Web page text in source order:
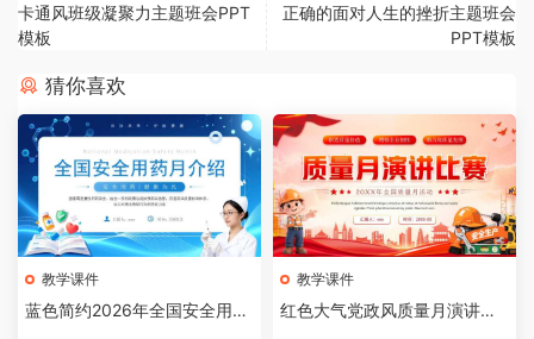
卡通风班级凝聚力主题班会PPT
模板
正确的面对人生的挫折主题班会
PPT模板
猜你喜欢
教学课件
蓝色简约2026年全国安全用药
教学课件
红色大气党政风质量月演讲比